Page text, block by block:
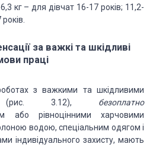
кг – для дівчат 16-17 років; 11,2-
за важкі та шкідливі
праці
з важкими та шкідливими
(рис. 3.12), безоплатно
або рівноцінними харчовими
водою, спеціальним одягом і
індивідуального захисту, мають